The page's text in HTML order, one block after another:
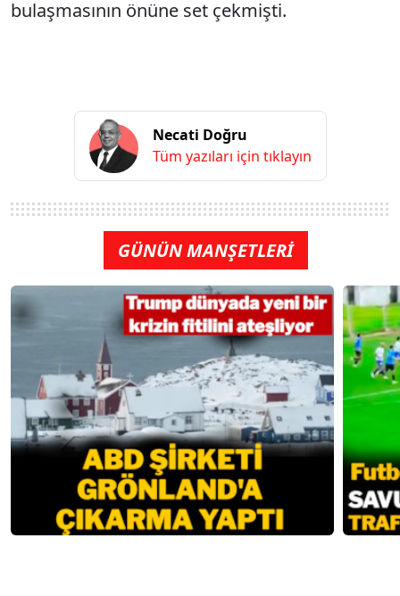
bulaşmasının önüne set çekmişti.
Necati Doğru
Tüm yazıları için tıklayın
GÜNÜN MANŞETLERİ